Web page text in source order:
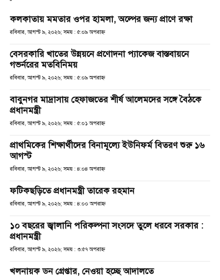
কলকাতায় মমতার ওপর হামলা, অল্পের জন্য প্রাণে রক্ষা
রবিবার, আগস্ট ৯, ২০২৬; সময় : ৫:০৯ অপরাহ্ণ
বেসরকারি খাতের উন্নয়নে প্রণোদনা প্যাকেজ বাস্তবায়নে
গভর্নরের মতবিনিময়
রবিবার, আগস্ট ৯, ২০২৬; সময় : ৫:০৯ অপরাহ্ণ
বাবুনগর মাদ্রাসায় হেফাজতের শীর্ষ আলেমদের সঙ্গে বৈঠকে
প্রধানমন্ত্রী
রবিবার, আগস্ট ৯, ২০২৬; সময় : ৫:০১ অপরাহ্ণ
প্রাথমিকের শিক্ষার্থীদের বিনামূল্যে ইউনিফর্ম বিতরণ শুরু ১৬
আগস্ট
রবিবার, আগস্ট ৯, ২০২৬; সময় : ৪:০৪ অপরাহ্ণ
ফটিকছড়িতে প্রধানমন্ত্রী তারেক রহমান
রবিবার, আগস্ট ৯, ২০২৬; সময় : ৪:০০ অপরাহ্ণ
১০ বছরের জ্বালানি পরিকল্পনা সংসদে তুলে ধরবে সরকার :
প্রধানমন্ত্রী
রবিবার, আগস্ট ৯, ২০২৬; সময় : ৩:৫৭ অপরাহ্ণ
খলনায়ক ডন গ্রেপ্তার, নেওয়া হচ্ছে আদালতে